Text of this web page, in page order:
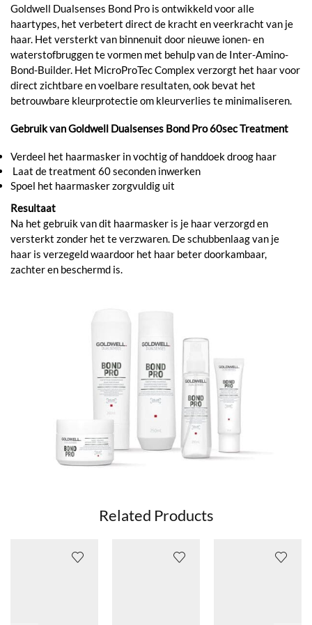
Goldwell Dualsenses Bond Pro is ontwikkeld voor alle
haartypes, het verbetert direct de kracht en veerkracht van je
haar. Het versterkt van binnenuit door nieuwe ionen- en
waterstofbruggen te vormen met behulp van de Inter-Amino-
Bond-Builder. Het MicroProTec Complex verzorgt het haar voor
direct zichtbare en voelbare resultaten, ook bevat het
betrouwbare kleurprotectie om kleurverlies te minimaliseren.
Gebruik van Goldwell Dualsenses Bond Pro 60sec Treatment
Verdeel het haarmasker in vochtig of handdoek droog haar
Laat de treatment 60 seconden inwerken
Spoel het haarmasker zorgvuldig uit
Resultaat
Na het gebruik van dit haarmasker is je haar verzorgd en
versterkt zonder het te verzwaren. De schubbenlaag van je
haar is verzegeld waardoor het haar beter doorkambaar,
zachter en beschermd is.
Related Products